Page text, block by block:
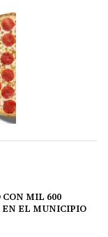
MIL 600
EN EL MUNICIPIO